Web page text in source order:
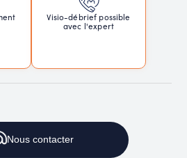
Visio-débrief possible
avec l'expert
Nouscontacter